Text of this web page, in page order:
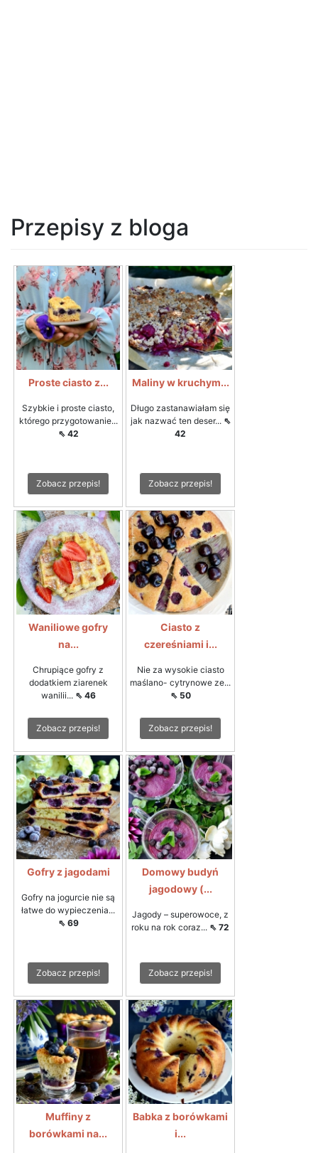
Przepisy z bloga
Proste ciasto z...
Szybkie i proste ciasto,
którego przygotowanie...
⇖ 42
Zobacz przepis!
Maliny w kruchym...
Długo zastanawiałam się
jak nazwać ten deser... ⇖
42
Zobacz przepis!
Waniliowe gofry
na...
Chrupiące gofry z
dodatkiem ziarenek
wanilii... ⇖ 46
Zobacz przepis!
Ciasto z
czereśniami i...
Nie za wysokie ciasto
maślano- cytrynowe ze...
⇖ 50
Zobacz przepis!
Gofry z jagodami
Gofry na jogurcie nie są
łatwe do wypieczenia...
⇖ 69
Zobacz przepis!
Domowy budyń
jagodowy (...
Jagody – superowoce, z
roku na rok coraz... ⇖ 72
Zobacz przepis!
Muffiny z
borówkami na...
Babka z borówkami
i...